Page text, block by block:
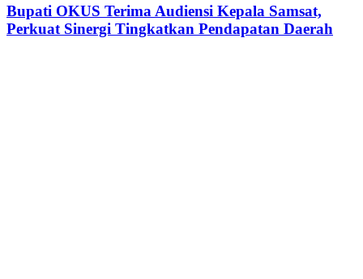
Transformasi
Digital
Terima
Audiensi
Kepala
Bupati OKUS Terima Audiensi Kepala Samsat,
Perkuat Sinergi Tingkatkan Pendapatan Daerah